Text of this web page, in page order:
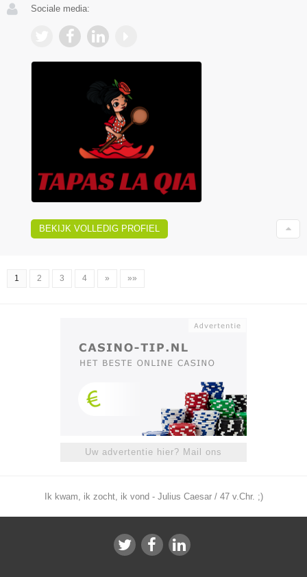
Sociale media:
BEKIJK VOLLEDIG PROFIEL
1 2 3 4 » »»
Uw advertentie hier? Mail ons
Ik kwam, ik zocht, ik vond - Julius Caesar / 47 v.Chr. ;)